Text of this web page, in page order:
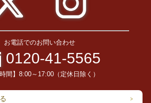
肉なら、200g5000円でも安いくらい。焼き肉
以上の価格です。そんな飛騨牛入りサラミ、
占めできてしまいます！贅沢なひとときを堪能
お電話でのお問い合わせ
0120-41-5565
時間】8:00～17:00（定休日除く）